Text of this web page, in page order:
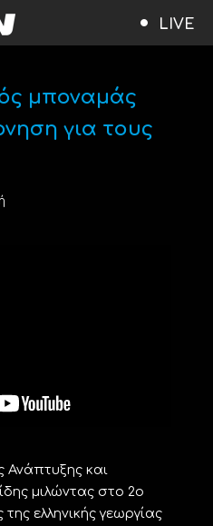
LIVE
μποναμάς
για τους
Ανάπτυξης και
μιλώντας στο 2ο
ελληνικής γεωργίας